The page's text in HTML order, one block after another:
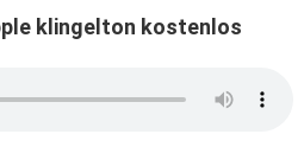
klingelton kostenlos